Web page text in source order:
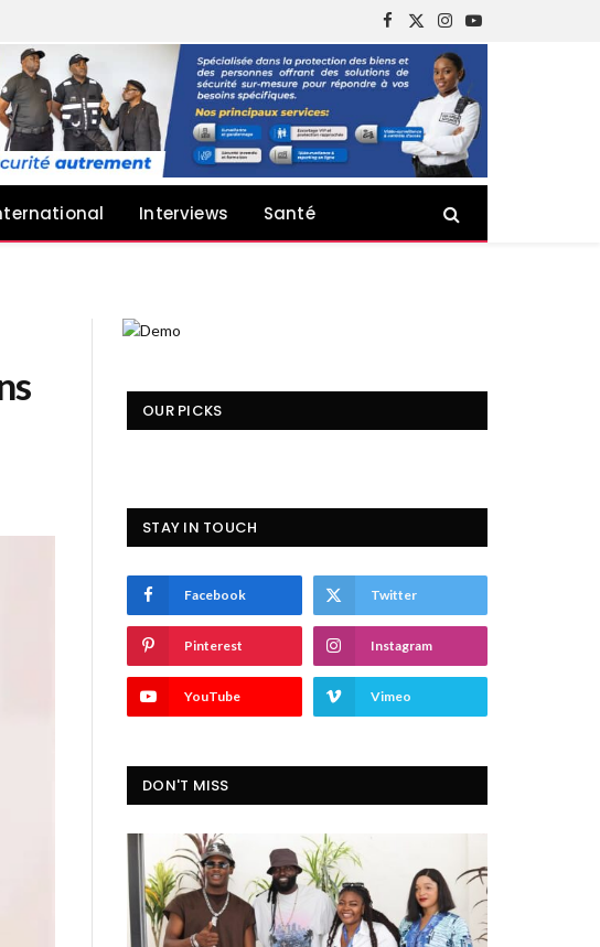
Facebook
X
(Twitter)
Instagram
YouTube
Interviews Santé
OUR PICKS
STAY IN TOUCH
Facebook Twitter
Pinterest Instagram
YouTube Vimeo
DON'T MISS